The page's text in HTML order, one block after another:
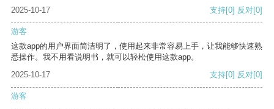
2025-10-17 支持[0] 反对[0]
游客
这款app的用户界面简洁明了，使用起来非常容易上手，让我能够快速熟
悉操作。我不用看说明书，就可以轻松使用这款app。
2025-10-17
支持[0] 反对[0]
游客